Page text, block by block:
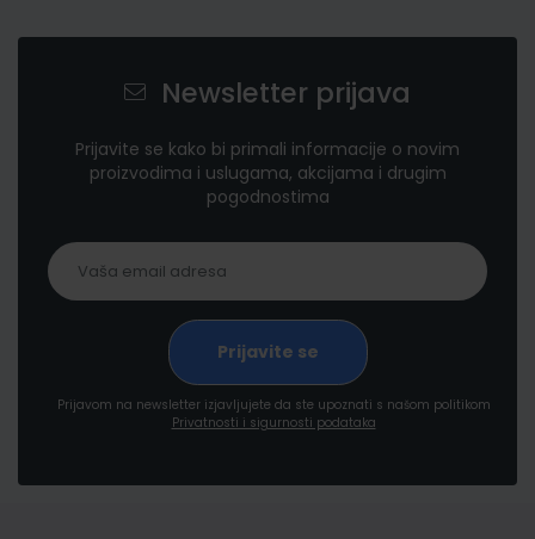
Newsletter prijava
Prijavite se kako bi primali informacije o novim
proizvodima i uslugama, akcijama i drugim
pogodnostima
Prijavom na newsletter izjavljujete da ste upoznati s našom politikom
Privatnosti i sigurnosti podataka